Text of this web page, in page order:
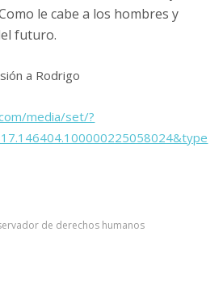
le cabe a los hombres y
futuro.
a Rodrigo
media/set/?
de derechos humanos